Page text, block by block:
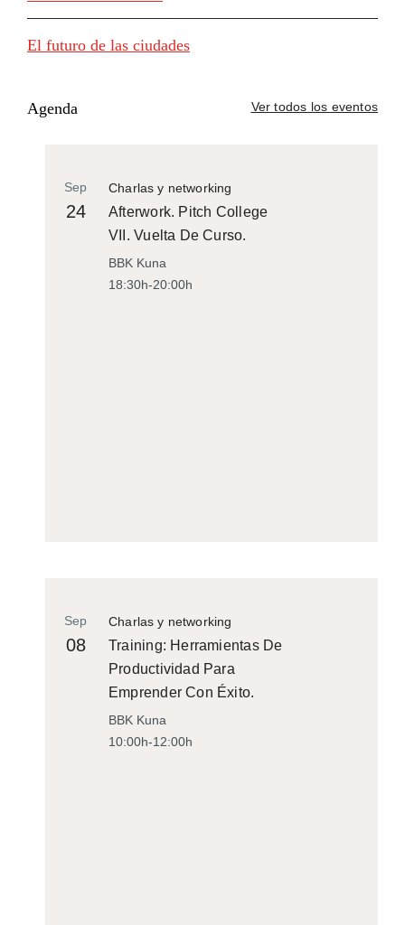
El futuro de las ciudades
Agenda Ver todos los eventos
Charlas y networking
Sep
24
Afterwork. Pitch College
VII. Vuelta De Curso.
BBK Kuna
18:30h-20:00h
Charlas y networking
Sep
08
Training: Herramientas De
Productividad Para
Emprender Con Éxito.
BBK Kuna
10:00h-12:00h